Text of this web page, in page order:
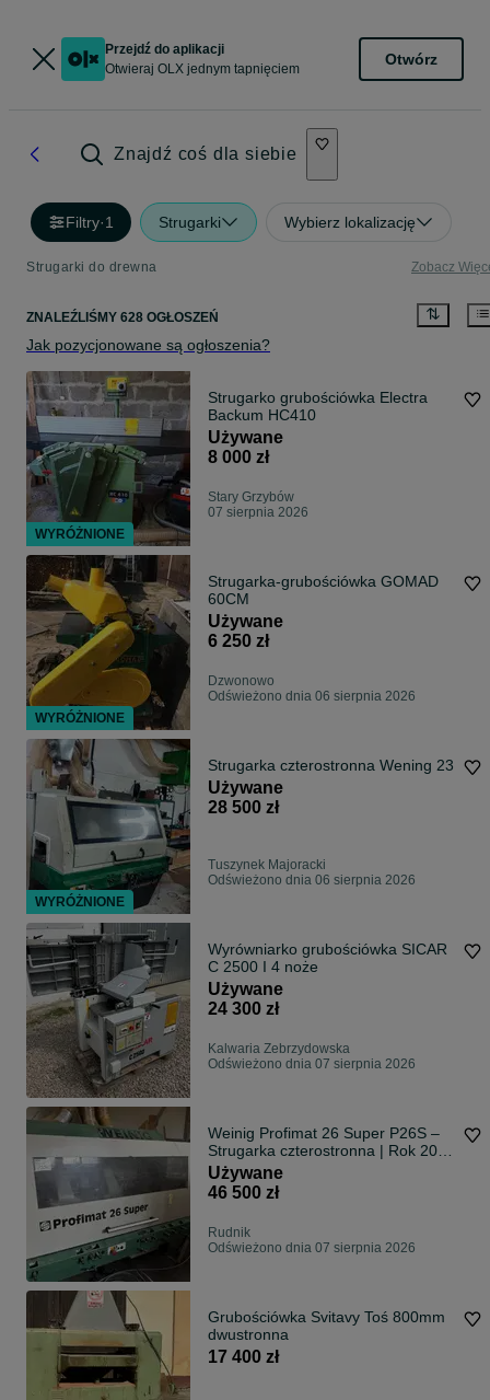
Przejdź do aplikacji
Otwieraj OLX jednym tapnięciem
Otwórz
Znajdź coś dla siebie
Filtry·1 Strugarki Wybierz lokalizację
Strugarki do drewna Zobacz
ZNALEŹLIŚMY 628 OGŁOSZEŃ
Jak pozycjonowane są ogłoszenia?
Strugarko grubościówka Electra
Backum HC410
Używane
8 000 zł
Stary Grzybów
07 sierpnia 2026
Strugarka-grubościówka GOMAD
60CM
Używane
6 250 zł
Dzwonowo
Odświeżono dnia 06 sierpnia 2026
Strugarka czterostronna Wening 23
Używane
28 500 zł
Tuszynek Majoracki
Odświeżono dnia 06 sierpnia 2026
Wyrówniarko grubościówka SICAR
C 2500 I 4 noże
Używane
24 300 zł
Kalwaria Zebrzydowska
Odświeżono dnia 07 sierpnia 2026
Weinig Profimat 26 Super P26S –
Strugarka czterostronna | Rok 2000
| Niemcy
Używane
46 500 zł
Rudnik
Odświeżono dnia 07 sierpnia 2026
Grubościówka Svitavy Toś 800mm
dwustronna
17 400 zł
WYRÓŻNIONE
WYRÓŻNIONE
WYRÓŻNIONE